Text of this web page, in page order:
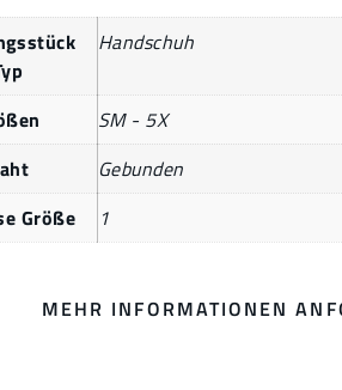
Handschuh
SM - 5X
Gebunden
Größe
1
MEHR INFORMATIONEN